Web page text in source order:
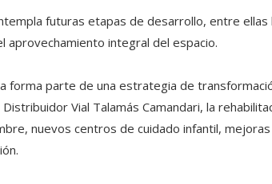
futuras etapas de desarrollo, entre
aprovechamiento integral del espacio.
forma parte de una estrategia de
Vial Talamás Camandari, la
nuevos centros de cuidado infantil,